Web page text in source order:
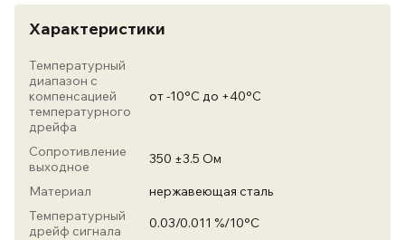
Характеристики
Температурный
диапазон с
компенсацией
температурного
дрейфа
от -10°С до +40°С
Сопротивление
выходное
350 ±3.5 Ом
Материал
нержавеющая сталь
Температурный
дрейф сигнала
0.03/0.011 %/10°C